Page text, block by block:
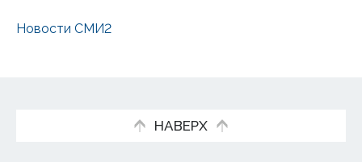
Новости СМИ2
НАВЕРХ